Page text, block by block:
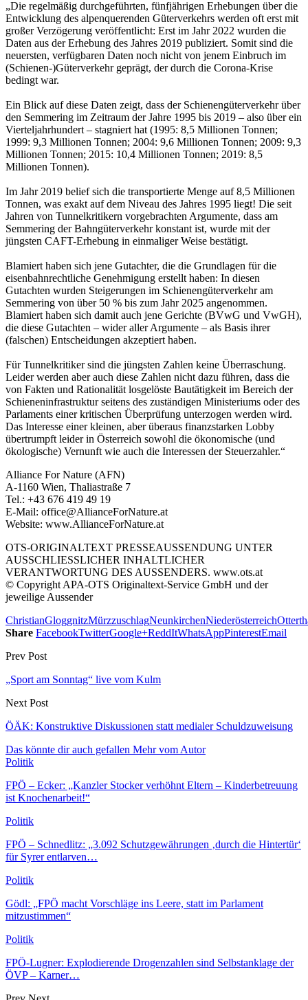
„Die regelmäßig durchgeführten, fünfjährigen Erhebungen über die
Entwicklung des alpenquerenden Güterverkehrs werden oft erst mit
großer Verzögerung veröffentlicht: Erst im Jahr 2022 wurden die
Daten aus der Erhebung des Jahres 2019 publiziert. Somit sind die
neuersten, verfügbaren Daten noch nicht von jenem Einbruch im
(Schienen-)Güterverkehr geprägt, der durch die Corona-Krise
bedingt war.
Ein Blick auf diese Daten zeigt, dass der Schienengüterverkehr über
den Semmering im Zeitraum der Jahre 1995 bis 2019 – also über ein
Vierteljahrhundert – stagniert hat (1995: 8,5 Millionen Tonnen;
1999: 9,3 Millionen Tonnen; 2004: 9,6 Millionen Tonnen; 2009: 9,3
Millionen Tonnen; 2015: 10,4 Millionen Tonnen; 2019: 8,5
Millionen Tonnen).
Im Jahr 2019 belief sich die transportierte Menge auf 8,5 Millionen
Tonnen, was exakt auf dem Niveau des Jahres 1995 liegt! Die seit
Jahren von Tunnelkritikern vorgebrachten Argumente, dass am
Semmering der Bahngüterverkehr konstant ist, wurde mit der
jüngsten CAFT-Erhebung in einmaliger Weise bestätigt.
Blamiert haben sich jene Gutachter, die die Grundlagen für die
eisenbahnrechtliche Genehmigung erstellt haben: In diesen
Gutachten wurden Steigerungen im Schienengüterverkehr am
Semmering von über 50 % bis zum Jahr 2025 angenommen.
Blamiert haben sich damit auch jene Gerichte (BVwG und VwGH),
die diese Gutachten – wider aller Argumente – als Basis ihrer
(falschen) Entscheidungen akzeptiert haben.
Für Tunnelkritiker sind die jüngsten Zahlen keine Überraschung.
Leider werden aber auch diese Zahlen nicht dazu führen, dass die
von Fakten und Rationalität losgelöste Bautätigkeit im Bereich der
Schieneninfrastruktur seitens des zuständigen Ministeriums oder des
Parlaments einer kritischen Überprüfung unterzogen werden wird.
Das Interesse einer kleinen, aber überaus finanzstarken Lobby
übertrumpft leider in Österreich sowohl die ökonomische (und
ökologische) Vernunft wie auch die Interessen der Steuerzahler.“
Alliance For Nature (AFN)
A-1160 Wien, Thaliastraße 7
Tel.: +43 676 419 49 19
E-Mail: office@AllianceForNature.at
Website: www.AllianceForNature.at
OTS-ORIGINALTEXT PRESSEAUSSENDUNG UNTER
AUSSCHLIESSLICHER INHALTLICHER
VERANTWORTUNG DES AUSSENDERS. www.ots.at
© Copyright APA-OTS Originaltext-Service GmbH und der
jeweilige Aussender
ChristianGloggnitzMürzzuschlagNeunkirchenNiederösterreich
Share FacebookTwitterGoogle+ReddItWhatsAppPinterestEmail
Prev Post
„Sport am Sonntag“ live vom Kulm
Next Post
ÖÄK: Konstruktive Diskussionen statt medialer Schuldzuweisung
Das könnte dir auch gefallen Mehr vom Autor
Politik
FPÖ – Ecker: „Kanzler Stocker verhöhnt Eltern – Kinderbetreuung
ist Knochenarbeit!“
Politik
FPÖ – Schnedlitz: „3.092 Schutzgewährungen ‚durch die Hintertür‘
für Syrer entlarven…
Politik
Gödl: „FPÖ macht Vorschläge ins Leere, statt im Parlament
mitzustimmen“
Politik
FPÖ-Lugner: Explodierende Drogenzahlen sind Selbstanklage der
ÖVP – Karner…